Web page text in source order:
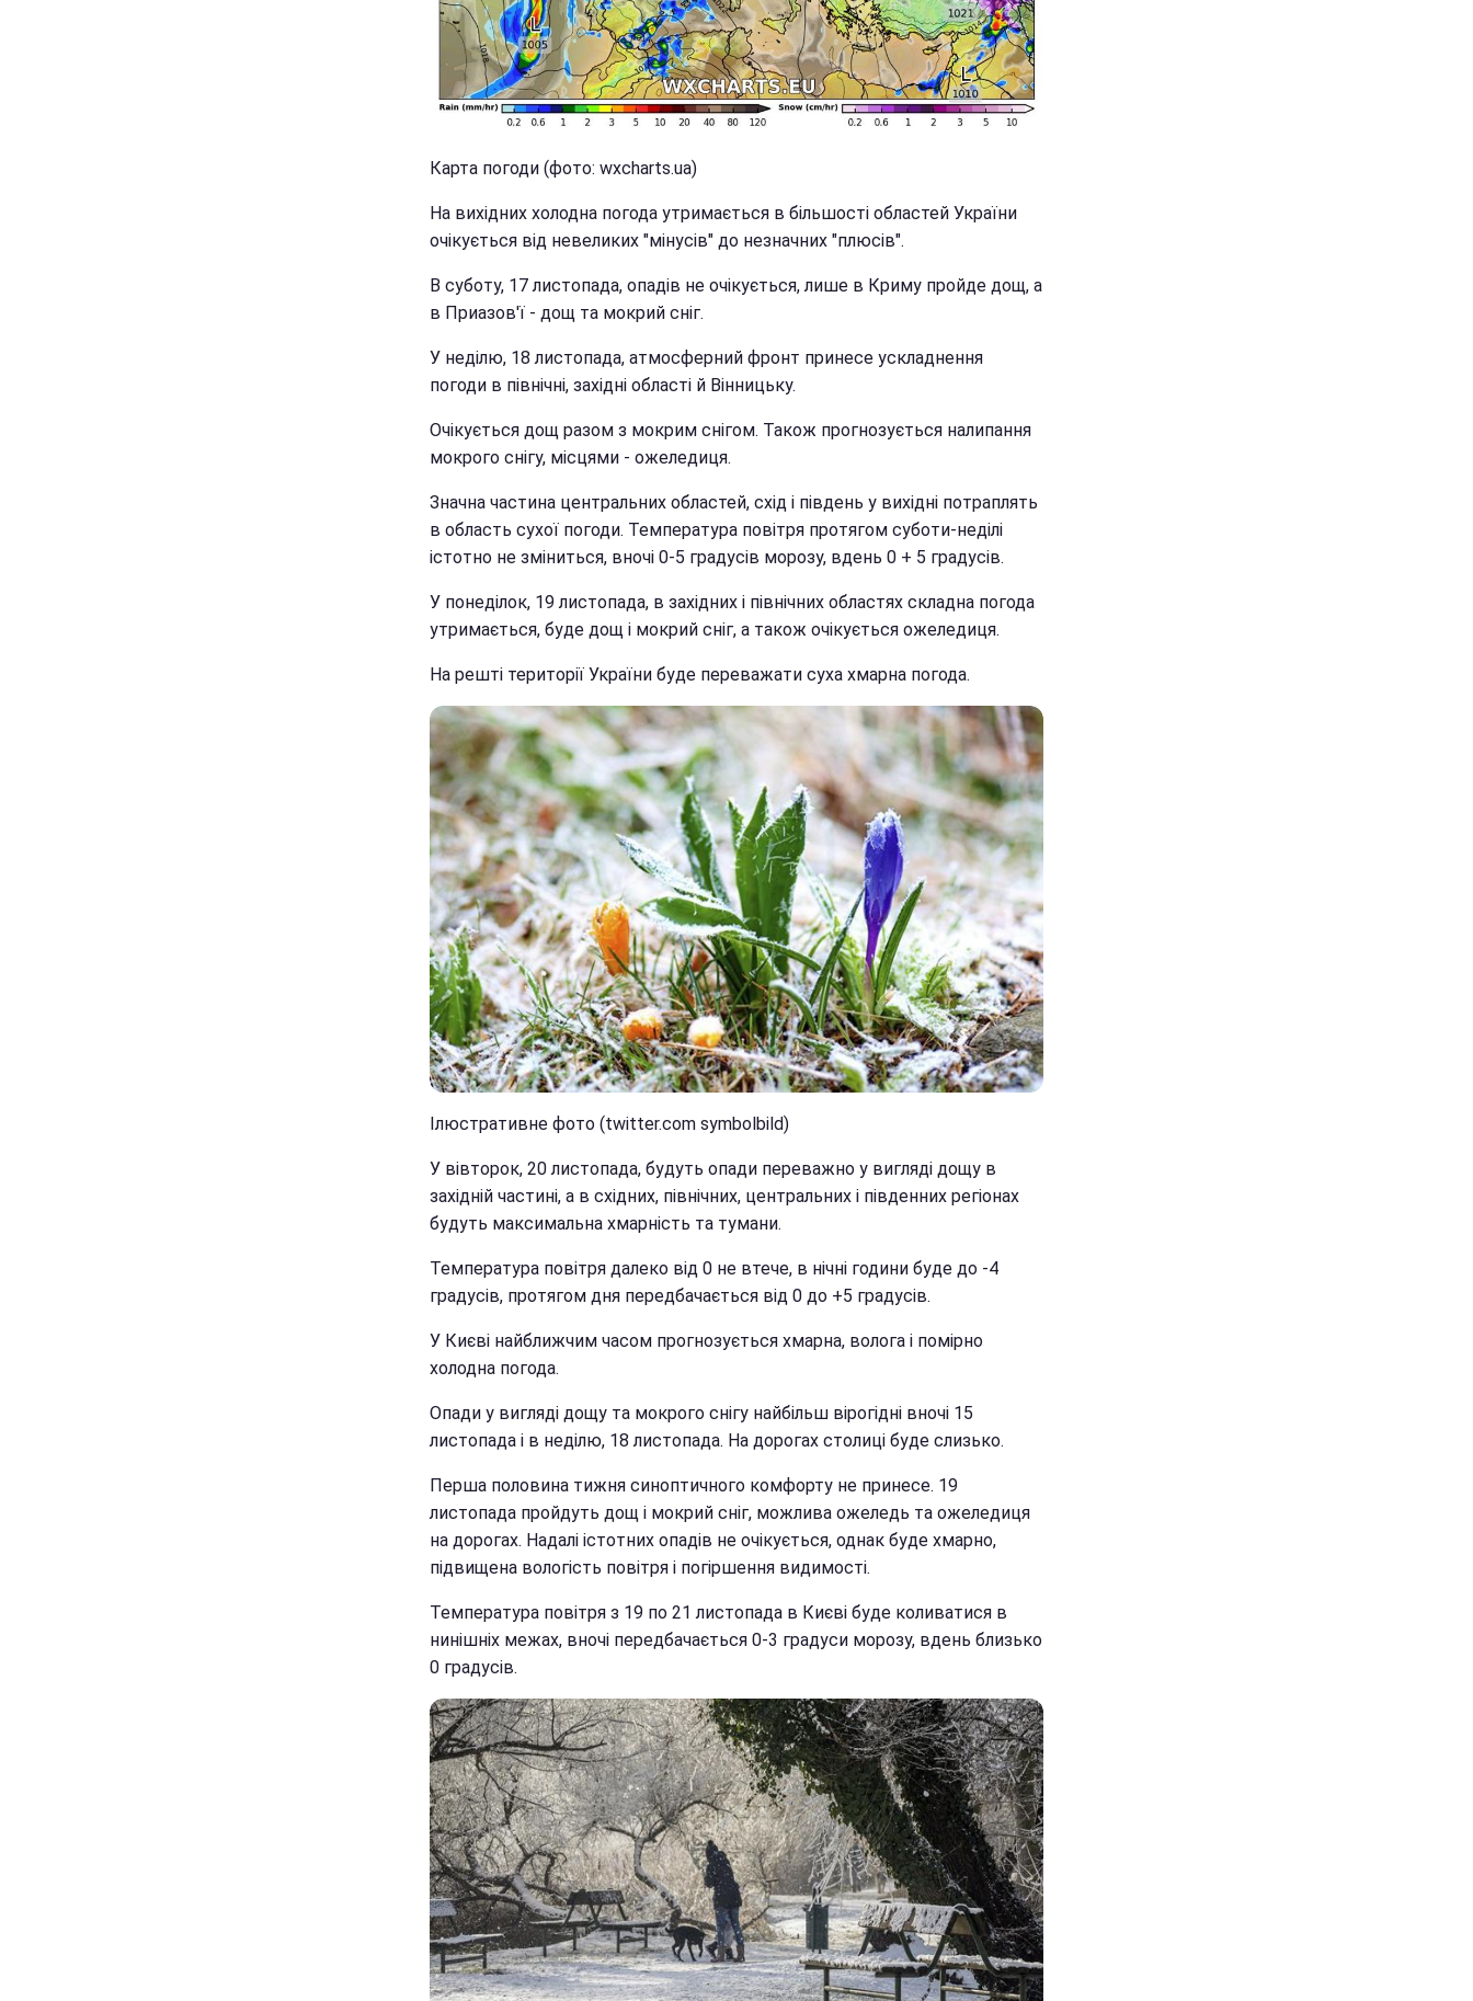
Карта погоди (фото: wxcharts.ua)
На вихідних холодна погода утримається в більшості областей України
очікується від невеликих "мінусів" до незначних "плюсів".
В суботу, 17 листопада, опадів не очікується, лише в Криму пройде дощ, а
в Приазов'ї - дощ та мокрий сніг.
У неділю, 18 листопада, атмосферний фронт принесе ускладнення
погоди в північні, західні області й Вінницьку.
Очікується дощ разом з мокрим снігом. Також прогнозується налипання
мокрого снігу, місцями - ожеледиця.
Значна частина центральних областей, схід і південь у вихідні потраплять
в область сухої погоди. Температура повітря протягом суботи-неділі
істотно не зміниться, вночі 0-5 градусів морозу, вдень 0 + 5 градусів.
У понеділок, 19 листопада, в західних і північних областях складна погода
утримається, буде дощ і мокрий сніг, а також очікується ожеледиця.
На решті території України буде переважати суха хмарна погода.
Ілюстративне фото (twitter.com symbolbild)
У вівторок, 20 листопада, будуть опади переважно у вигляді дощу в
західній частині, а в східних, північних, центральних і південних регіонах
будуть максимальна хмарність та тумани.
Температура повітря далеко від 0 не втече, в нічні години буде до -4
градусів, протягом дня передбачається від 0 до +5 градусів.
У Києві найближчим часом прогнозується хмарна, волога і помірно
холодна погода.
Опади у вигляді дощу та мокрого снігу найбільш вірогідні вночі 15
листопада і в неділю, 18 листопада. На дорогах столиці буде слизько.
Перша половина тижня синоптичного комфорту не принесе. 19
листопада пройдуть дощ і мокрий сніг, можлива ожеледь та ожеледиця
на дорогах. Надалі істотних опадів не очікується, однак буде хмарно,
підвищена вологість повітря і погіршення видимості.
Температура повітря з 19 по 21 листопада в Києві буде коливатися в
нинішніх межах, вночі передбачається 0-3 градуси морозу, вдень близько
0 градусів.